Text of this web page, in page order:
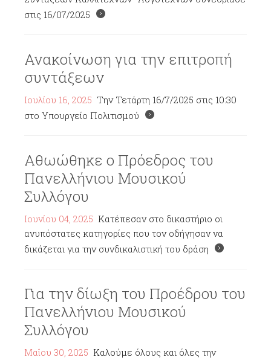
στις 16/07/2025
Ανακοίνωση για την επιτροπή
συντάξεων
Ιουλίου 16, 2025 Την Τετάρτη 16/7/2025 στις 10:30
στο Υπουργείο Πολιτισμού
Αθωώθηκε ο Πρόεδρος του
Πανελλήνιου Μουσικού
Συλλόγου
Ιουνίου 04, 2025 Κατέπεσαν στο δικαστήριο οι
ανυπόστατες κατηγορίες που τον οδήγησαν να
δικάζεται για την συνδικαλιστική του δράση
Για την δίωξη του Προέδρου του
Πανελλήνιου Μουσικού
Συλλόγου
Μαΐου 30, 2025 Καλούμε όλους και όλες την